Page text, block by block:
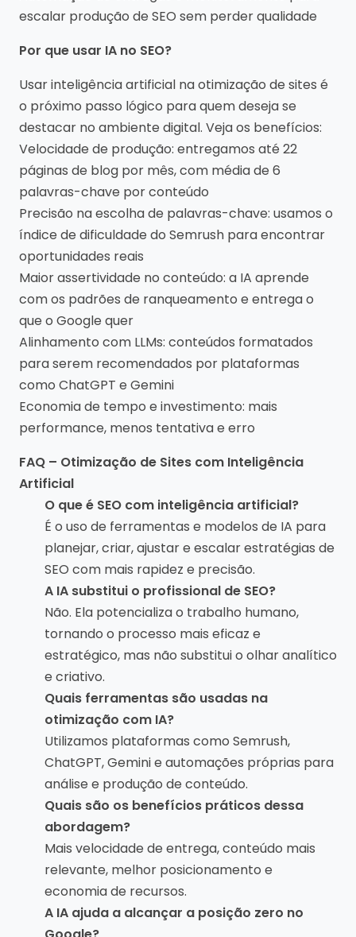
escalar produção de SEO sem perder qualidade
Por que usar IA no SEO?
Usar inteligência artificial na otimização de sites é
o próximo passo lógico para quem deseja se
destacar no ambiente digital. Veja os benefícios:
Velocidade de produção: entregamos até 22
páginas de blog por mês, com média de 6
palavras-chave por conteúdo
Precisão na escolha de palavras-chave: usamos o
índice de dificuldade do Semrush para encontrar
oportunidades reais
Maior assertividade no conteúdo: a IA aprende
com os padrões de ranqueamento e entrega o
que o Google quer
Alinhamento com LLMs: conteúdos formatados
para serem recomendados por plataformas
como ChatGPT e Gemini
Economia de tempo e investimento: mais
performance, menos tentativa e erro
FAQ – Otimização de Sites com Inteligência
Artificial
O que é SEO com inteligência artificial?
É o uso de ferramentas e modelos de IA para
planejar, criar, ajustar e escalar estratégias de
SEO com mais rapidez e precisão.
A IA substitui o profissional de SEO?
Não. Ela potencializa o trabalho humano,
tornando o processo mais eficaz e
estratégico, mas não substitui o olhar analítico
e criativo.
Quais ferramentas são usadas na
otimização com IA?
Utilizamos plataformas como Semrush,
ChatGPT, Gemini e automações próprias para
análise e produção de conteúdo.
Quais são os benefícios práticos dessa
abordagem?
Mais velocidade de entrega, conteúdo mais
relevante, melhor posicionamento e
economia de recursos.
A IA ajuda a alcançar a posição zero no